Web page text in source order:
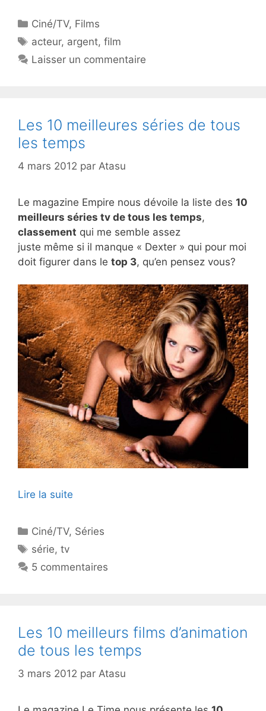
Catégories
Ciné/TV, Films
Étiquettes
acteur, argent,film
Laisser un commentaire
Les 10 meilleures séries de tous
les temps
4 mars 2012 par Atasu
Le magazine Empire nous dévoile la liste des 10
meilleurs séries tv de tous les temps,
classement qui me semble assez
juste même si il manque « Dexter » qui pour moi
doit figurer dans le top 3, qu’en pensez vous?
Lire la suite
Catégories
Ciné/TV, Séries
Étiquettes
série,tv
5 commentaires
Les 10 meilleurs films d’animation
de tous les temps
3 mars 2012 par Atasu